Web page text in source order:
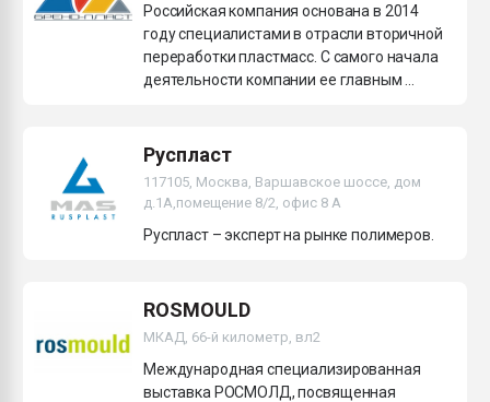
Российская компания основана в 2014
году специалистами в отрасли вторичной
переработки пластмасс. С самого начала
деятельности компании ее главным ...
Руспласт
117105, Москва, Варшавское шоссе, дом
д.1А,помещение 8/2, офис 8 А
Руспласт – эксперт на рынке полимеров.
ROSMOULD
МКАД, 66-й километр, вл2
Международная специализированная
выставка РОСМОЛД, посвященная